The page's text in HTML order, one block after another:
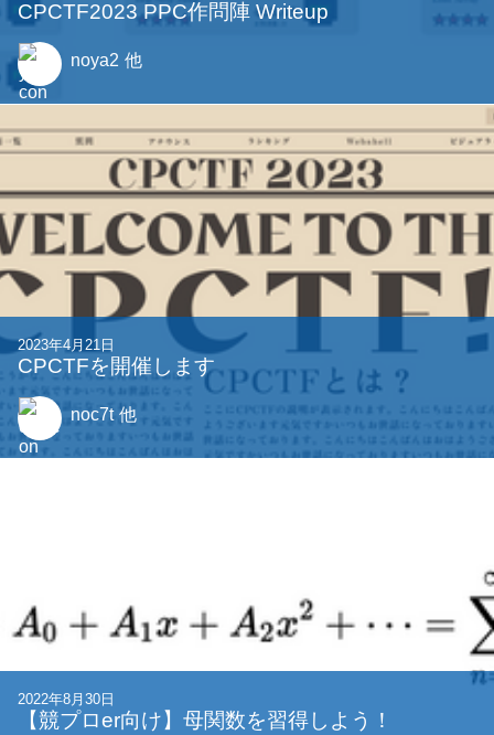
ベズー係数とN項の拡張ユークリッドの互除法
0214sh7